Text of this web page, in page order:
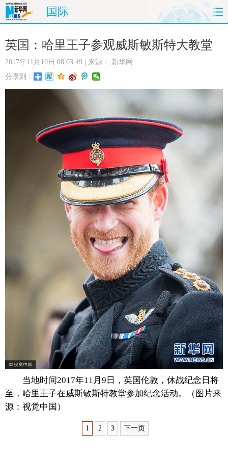
国际
首页 时政 国际 财经
娱乐 体育
时尚 思客 地方 法治
华人 汽车
科技 能源 房产
视频 彩票
信息化
公益 军事
摄影 新华广播
新华电视英文 返回PC
英国：哈里王子参观威斯敏斯特大教堂
2017年11月10日 08:03:49 | 来源： 新华网
分享到：
当地时间2017年11月9日，英国伦敦，休战纪念日将
至，哈里王子在威斯敏斯特教堂参加纪念活动。（图片来
源：视觉中国）
1 2 3 下一页